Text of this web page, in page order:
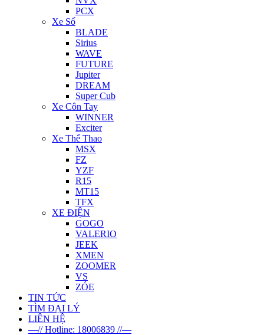
PCX
Xe Số
BLADE
Sirius
WAVE
FUTURE
Jupiter
DREAM
Super Cub
Xe Côn Tay
WINNER
Exciter
Xe Thể Thao
MSX
FZ
YZF
R15
MT15
TFX
XE ĐIỆN
GOGO
VALERIO
JEEK
XMEN
ZOOMER
VS
ZÓE
TIN TỨC
TÌM ĐẠI LÝ
LIÊN HỆ
—// Hotline: 18006839 //—